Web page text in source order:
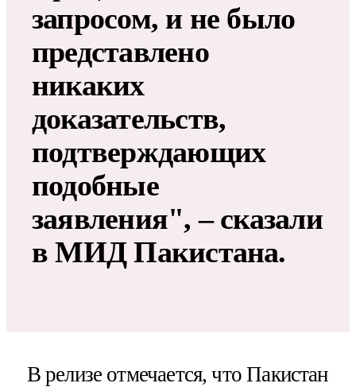
запросом, и не было
представлено
никаких
доказательств,
подтверждающих
подобные
заявления", – сказали
в МИД Пакистана.
В релизе отмечается, что Пакистан